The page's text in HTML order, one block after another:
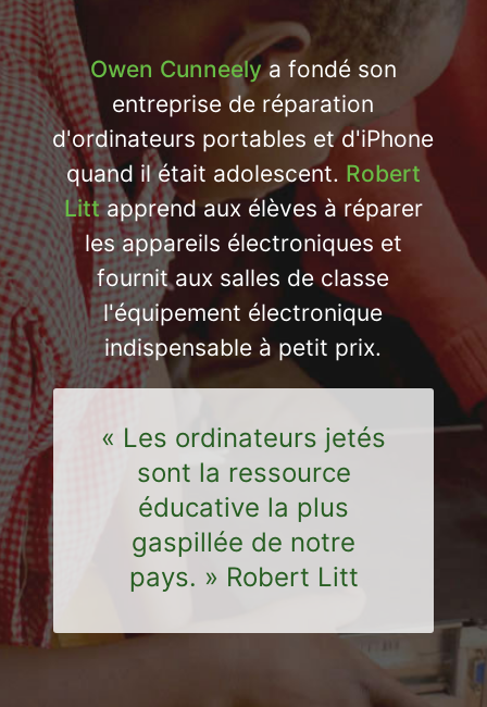
Owen Cunneelya fondé son
entreprise de réparation
d'ordinateurs portables et d'iPhone
quand il était adolescent. Robert
Littapprend aux élèves à réparer
les appareils électroniques et
fournit aux salles de classe
l'équipement électronique
indispensable à petit prix.
« Les ordinateurs jetés
sont la ressource
éducative la plus
gaspillée de notre
pays. » Robert Litt